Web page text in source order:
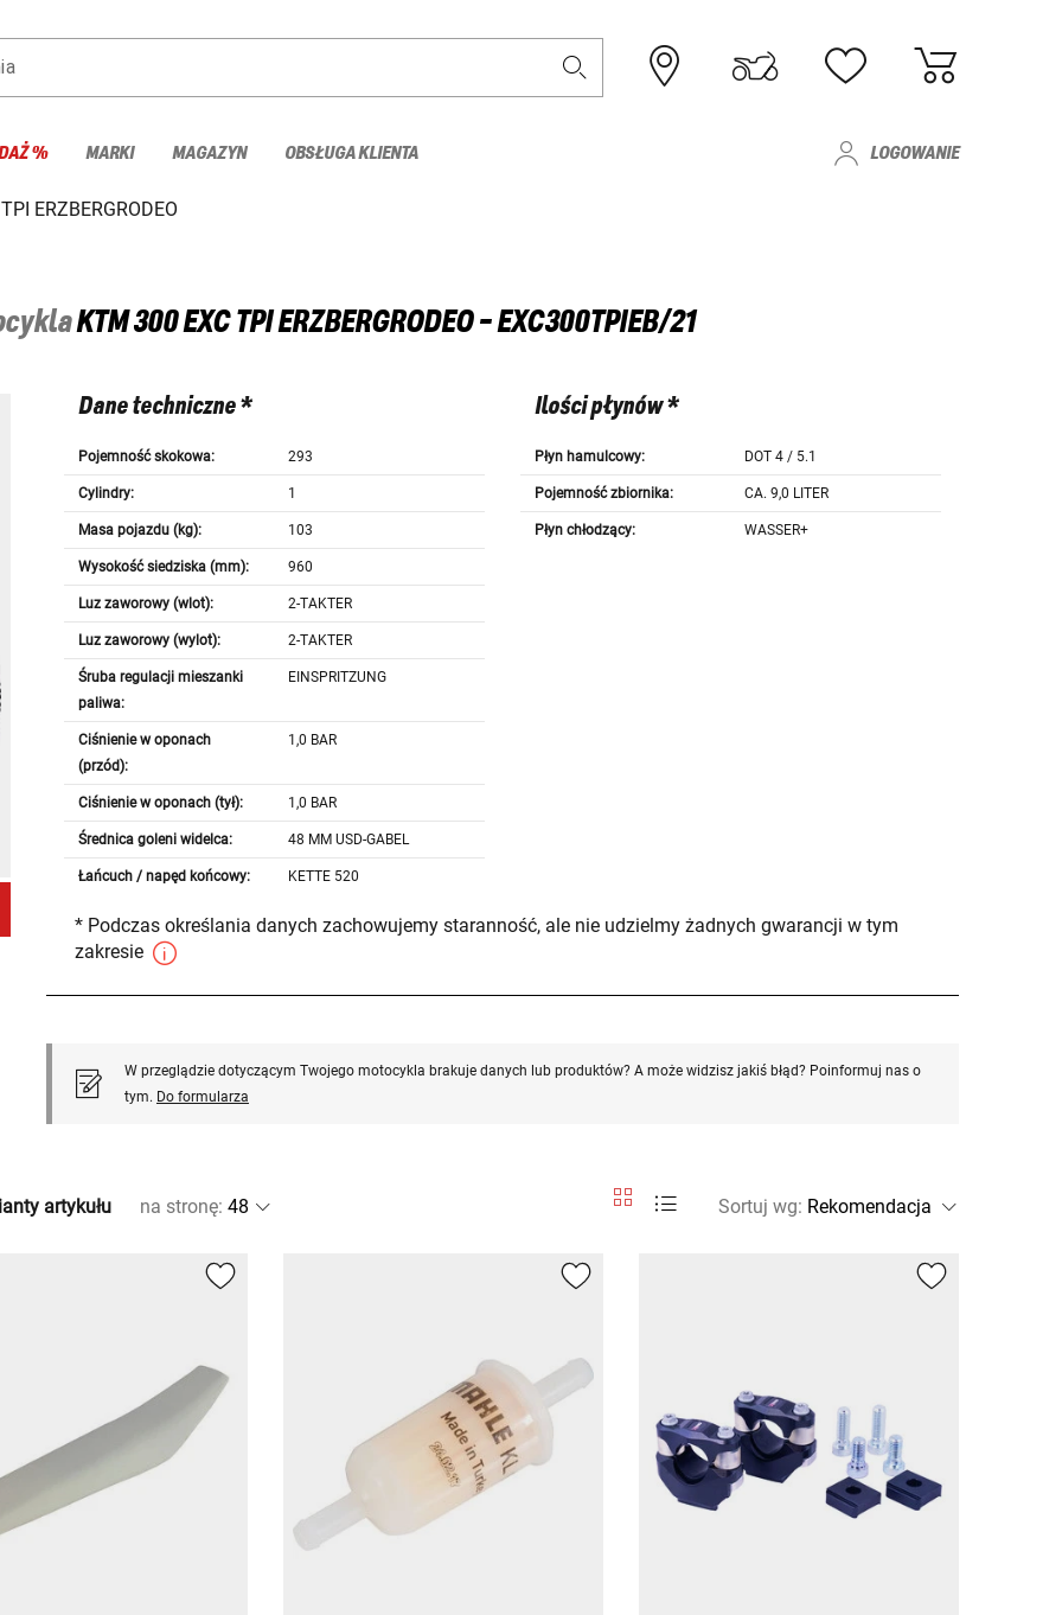
% MARKI MAGAZYN OBSŁUGA KLIENTA LOGOWANIE
ERZBERGRODEO
KTM300 EXC TPI ERZBERGRODEO - EXC300TPIEB/21
Dane techniczne *
Pojemność skokowa: 293
Cylindry: 1
Masa pojazdu (kg): 103
Wysokość siedziska (mm): 960
Luz zaworowy (wlot): 2-TAKTER
Luz zaworowy (wylot): 2-TAKTER
Śruba regulacji mieszanki
paliwa:
EINSPRITZUNG
Ciśnienie w oponach
(przód):
1,0 BAR
Ciśnienie w oponach (tył): 1,0 BAR
Średnica goleni widelca: 48 MM USD-GABEL
Łańcuch / napęd końcowy: KETTE 520
Ilości płynów *
Płyn hamulcowy: DOT 4 / 5.1
Pojemność zbiornika: CA. 9,0 LITER
Płyn chłodzący: WASSER+
* Podczas określania danych zachowujemy staranność, ale nie udzielmy żadnych gwarancji w tym
zakresie
W przeglądzie dotyczącym Twojego motocykla brakuje danych lub produktów? A może widzisz jakiś błąd? Poinformuj nas o
tym. Do formularza
artykułu na stronę: Sortuj wg: